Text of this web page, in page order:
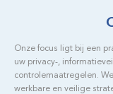
Onze focus ligt bij een
uw privacy-,
controlemaatregelen.
werkbare en veilige